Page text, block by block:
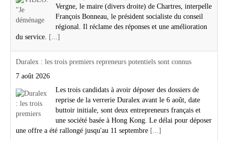
Vergne, le maire (divers droite) de Chartres, interpelle
François Bonneau, le président socialiste du conseil
régional. Il réclame des réponses et une amélioration
du service. [...]
Duralex : les trois premiers repreneurs potentiels sont connus
7 août 2026
Les trois candidats à avoir déposer des dossiers de
reprise de la verrerie Duralex avant le 6 août, date
buttoir initiale, sont deux entrepreneurs français et
une société basée à Hong Kong. Le délai pour déposer
une offre a été rallongé jusqu'au 11 septembre [...]